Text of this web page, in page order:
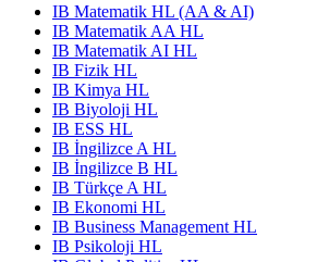
IB Matematik HL (AA & AI)
IB Matematik AA HL
IB Matematik AI HL
IB Fizik HL
IB Kimya HL
IB Biyoloji HL
IB ESS HL
IB İngilizce A HL
IB İngilizce B HL
IB Türkçe A HL
IB Ekonomi HL
IB Business Management HL
IB Psikoloji HL